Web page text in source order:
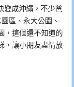
變成沖繩，不少爸
區、永大公園、
，這個還不知道的
，讓小朋友盡情放